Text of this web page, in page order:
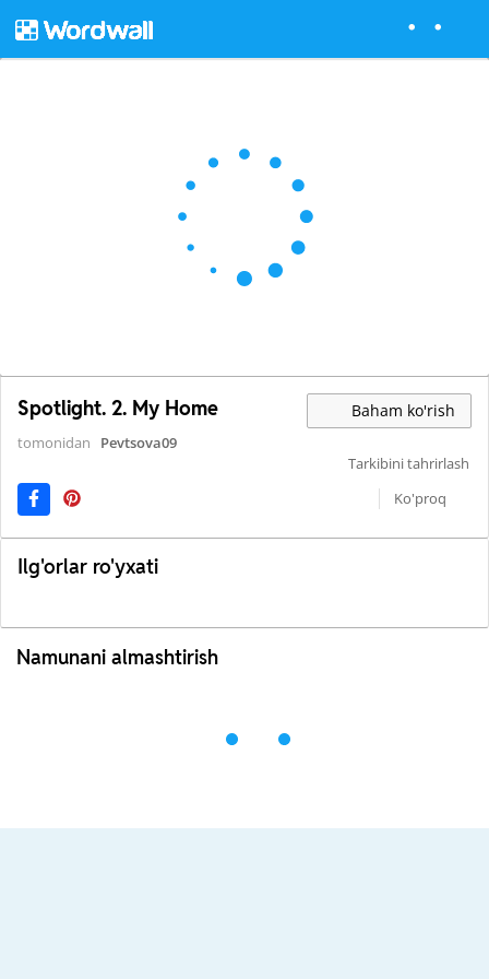
Spotlight. 2. My Home Baham ko'rish
tomonidan
Pevtsova09
Tarkibini tahrirlash
Ko'proq
Ilg'orlar ro'yxati
Namunani almashtirish